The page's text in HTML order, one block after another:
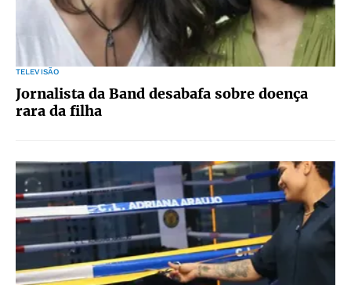
TELEVISÃO
Jornalista da Band desabafa sobre doença
rara da filha